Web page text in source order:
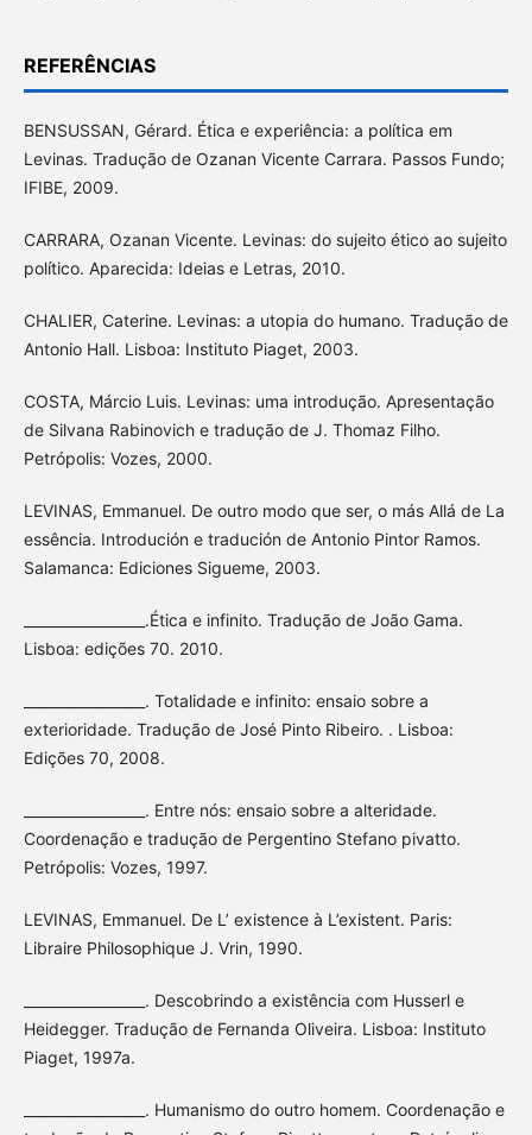
REFERÊNCIAS
BENSUSSAN, Gérard. Ética e experiência: a política em
Levinas. Tradução de Ozanan Vicente Carrara. Passos Fundo;
IFIBE, 2009.
CARRARA, Ozanan Vicente. Levinas: do sujeito ético ao sujeito
político. Aparecida: Ideias e Letras, 2010.
CHALIER, Caterine. Levinas: a utopia do humano. Tradução de
Antonio Hall. Lisboa: Instituto Piaget, 2003.
COSTA, Márcio Luis. Levinas: uma introdução. Apresentação
de Silvana Rabinovich e tradução de J. Thomaz Filho.
Petrópolis: Vozes, 2000.
LEVINAS, Emmanuel. De outro modo que ser, o más Allá de La
essência. Introdución e tradución de Antonio Pintor Ramos.
Salamanca: Ediciones Sigueme, 2003.
_________________.Ética e infinito. Tradução de João Gama.
Lisboa: edições 70. 2010.
_________________. Totalidade e infinito: ensaio sobre a
exterioridade. Tradução de José Pinto Ribeiro. . Lisboa:
Edições 70, 2008.
_________________. Entre nós: ensaio sobre a alteridade.
Coordenação e tradução de Pergentino Stefano pivatto.
Petrópolis: Vozes, 1997.
LEVINAS, Emmanuel. De L’ existence à L’existent. Paris:
Libraire Philosophique J. Vrin, 1990.
_________________. Descobrindo a existência com Husserl e
Heidegger. Tradução de Fernanda Oliveira. Lisboa: Instituto
Piaget, 1997a.
_________________. Humanismo do outro homem. Coordenação e